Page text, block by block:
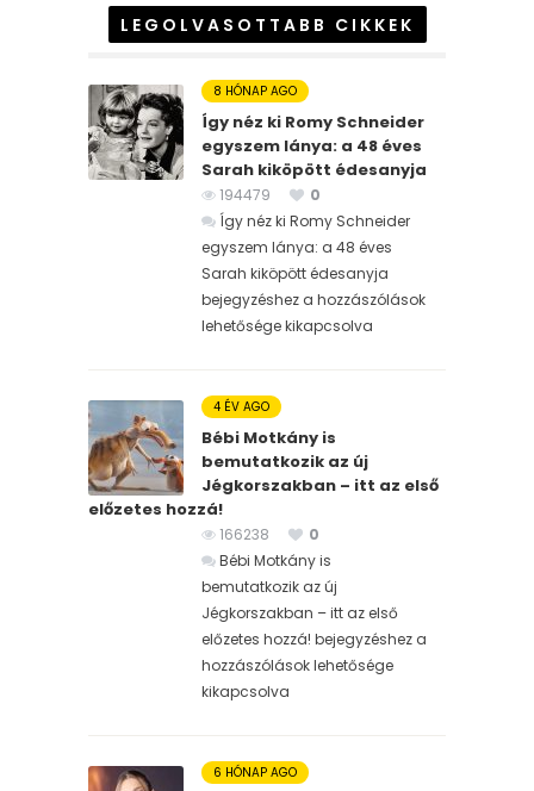
LEGOLVASOTTABB CIKKEK
8 HÓNAP AGO
Így néz ki Romy Schneider
egyszem lánya: a 48 éves
Sarah kiköpött édesanyja
194479
0
Így néz ki Romy Schneider
egyszem lánya: a 48 éves
Sarah kiköpött édesanyja
bejegyzéshez a hozzászólások
lehetősége kikapcsolva
4 ÉV AGO
Bébi Motkány is
bemutatkozik az új
Jégkorszakban – itt az első
előzetes hozzá!
166238
0
Bébi Motkány is
bemutatkozik az új
Jégkorszakban – itt az első
előzetes hozzá! bejegyzéshez a
hozzászólások lehetősége
kikapcsolva
6 HÓNAP AGO